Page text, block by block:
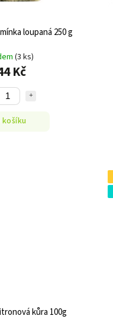
loupaná 250 g
(3 ks)
Kč
košíku
kůra 100g